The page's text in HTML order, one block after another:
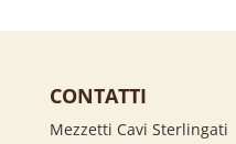
CONTATTI
Mezzetti Cavi Sterlingati